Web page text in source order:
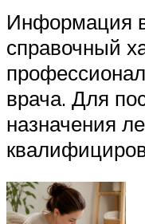
Информация
справочный
врача. Для
назначения